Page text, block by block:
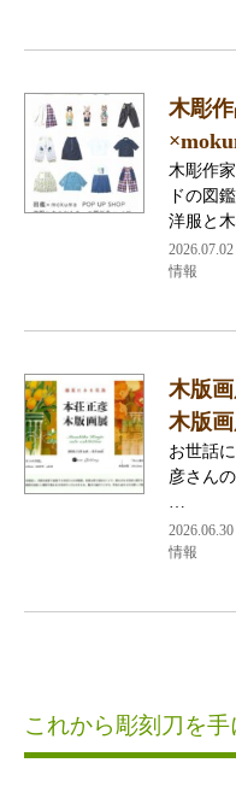
木彫
木彫作
ドの図
洋服と
情報
木版
木版
お世話
彦さん
情報
これから彫刻刀を